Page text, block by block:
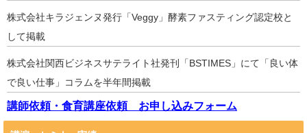
株式会社キラジェンヌ発行「Veggy」酵素ファスティング認定校と
して掲載
株式会社関西ビジネスサテライト社発刊「BSTIMES」にて「良い体
で良い仕事」コラムを半年間掲載
講師依頼・食育講座依頼 お申し込みフォーム